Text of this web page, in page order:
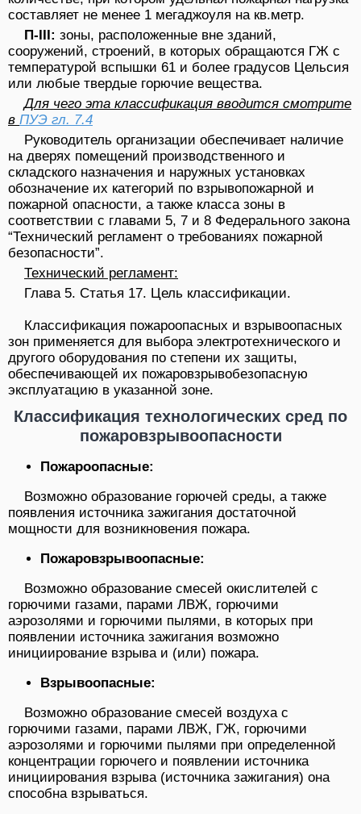
составляет не менее 1 мегаджоуля на кв.метр.
П-III: зоны, расположенные вне зданий,
сооружений, строений, в которых обращаются ГЖ с
температурой вспышки 61 и более градусов Цельсия
или любые твердые горючие вещества.
Для чего эта классификация вводится смотрите
в ПУЭ гл. 7.4
Руководитель организации обеспечивает наличие
на дверях помещений производственного и
складского назначения и наружных установках
обозначение их категорий по взрывопожарной и
пожарной опасности, а также класса зоны в
соответствии с главами 5, 7 и 8 Федерального закона
“Технический регламент о требованиях пожарной
безопасности”.
Технический регламент:
Глава 5. Статья 17. Цель классификации.
Классификация пожароопасных и взрывоопасных
зон применяется для выбора электротехнического и
другого оборудования по степени их защиты,
обеспечивающей их пожаровзрывобезопасную
эксплуатацию в указанной зоне.
Классификация технологических сред по
пожаровзрывоопасности
Пожароопасные:
Возможно образование горючей среды, а также
появления источника зажигания достаточной
мощности для возникновения пожара.
Пожаровзрывоопасные:
Возможно образование смесей окислителей с
горючими газами, парами ЛВЖ, горючими
аэрозолями и горючими пылями, в которых при
появлении источника зажигания возможно
инициирование взрыва и (или) пожара.
Взрывоопасные:
Возможно образование смесей воздуха с
горючими газами, парами ЛВЖ, ГЖ, горючими
аэрозолями и горючими пылями при определенной
концентрации горючего и появлении источника
инициирования взрыва (источника зажигания) она
способна взрываться.